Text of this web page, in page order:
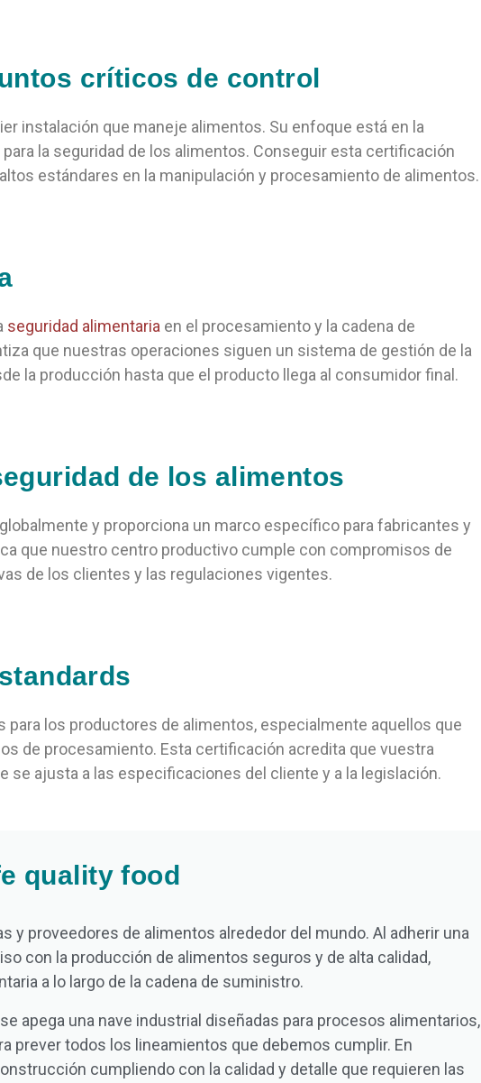
críticos de control
instalación que maneje alimentos. Su enfoque está en la
la seguridad de los alimentos. Conseguir esta certificación
estándares en la manipulación y procesamiento de alimentos.
seguridad alimentaria en el procesamiento y la cadena de
que nuestras operaciones siguen un sistema de gestión de la
la producción hasta que el producto llega al consumidor final.
de los alimentos
y proporciona un marco específico para fabricantes y
que nuestro centro productivo cumple con compromisos de
de los clientes y las regulaciones vigentes.
para los productores de alimentos, especialmente aquellos que
de procesamiento. Esta certificación acredita que vuestra
se ajusta a las especificaciones del cliente y a la legislación.
quality food
y proveedores de alimentos alrededor del mundo. Al adherir una
con la producción de alimentos seguros y de alta calidad,
a lo largo de la cadena de suministro.
apega una nave industrial diseñadas para procesos alimentarios,
prever todos los lineamientos que debemos cumplir. En
cumpliendo con la calidad y detalle que requieren las